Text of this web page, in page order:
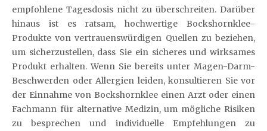
empfohlene Tagesdosis nicht zu überschreiten. Darüber
hinaus ist es ratsam, hochwertige Bockshornklee-
Produkte von vertrauenswürdigen Quellen zu beziehen,
um sicherzustellen, dass Sie ein sicheres und wirksames
Produkt erhalten. Wenn Sie bereits unter Magen-Darm-
Beschwerden oder Allergien leiden, konsultieren Sie vor
der Einnahme von Bockshornklee einen Arzt oder einen
Fachmann für alternative Medizin, um mögliche Risiken
zu besprechen und individuelle Empfehlungen zu